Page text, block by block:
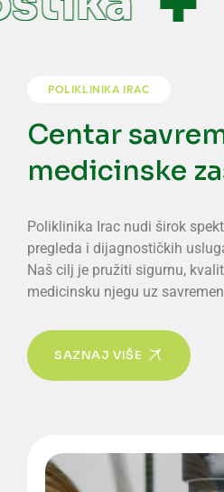
POLIKLINIKA IRAC
Centar
medicinske
Poliklinika Irac nudi širok
pregleda i dijagnostičkih
Naš cilj je pružiti sigurnu,
medicinsku njegu uz
SAZNAJ VIŠE